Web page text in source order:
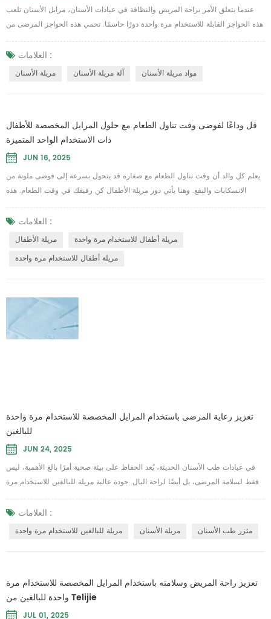
عندما يتعلق الأمر براحة المريض والنظافة في عيادات الأسنان، مرايل الأسنان تلعب
هذه الحواجز القابلة للاستخدام مرة واحدة دورًا حاسمًا. تحمي هذه الحواجز المرضى من
الانسكابات والملوثات أثناء الإجراءات، مما يضمن تجربة نظيفة واحترافية. مع ذلك،
ليست كل مرايل الأسنان متساوية في الجودة. — مفتاح الأداء المتفوق يكمن في المواد
الخام المستخدمة في صناعة مريلة الأسنان تم استخدامها أثناء الإنتاج. مادة خام عالية
العلامات :
مريلة الأسنان آلة مريلة الأسنان مواد مريلة الأسنان
قل وداعًا لفوضى وقت تناول الطعام مع حلول المرايل المخصصة للأطفال
ذات الاستخدام الواحد المتميزة
الانسكابات والبقع. وهنا يأتي دور مريلة الأطفال كن رفيقك في وقت الطعام. هذه
المرايل مصنوعة من مواد ناعمة ومقاومة للماء، وتحافظ على جفاف طفلك ونظافته من
طفلك، مما يضمن ملاءمة محكمة وارتداءً مريحًا، لتتمكن من التركيز على صنع لحظات
العلامات :
مريلة الأطفال
مريلة أطفال للاستخدام مرة واحدة
مريلة أطفال للاستخدام مرة واحدة
تعزيز رعاية المرضى باستخدام المرايل المخصصة للاستخدام مرة واحدة
للبالغين
فقط لسلامة المرضى، بل أيضًا لراحة البال. جودة عالية مريلة للبالغين للاستخدام مرة
الفوضى والحفاظ على النظافة. على عكس البدائل القماشية، تُجنّب هذه المحاليل ذات
الاستخدام الواحد مخاطر التلوث المتبادل وتُسهّل عملية التنظيف، مما يسمح لفريقك
العلامات :
مريلة للبالغين للاستخدام مرة واحدة